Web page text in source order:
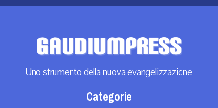
Uno strumento della nuova evangelizzazione
Categorie